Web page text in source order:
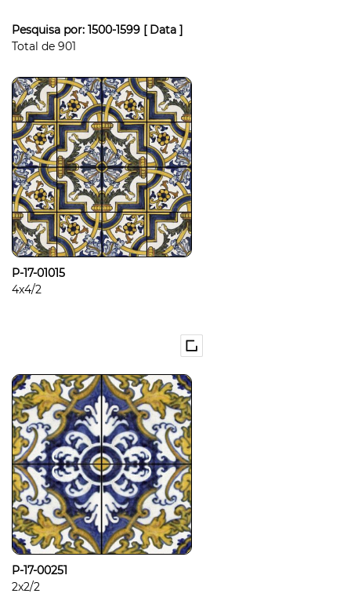
Pesquisa por: 1500-1599 [ Data ]
Total de 901
P-17-01015
4x4/2
P-17-00251
2x2/2